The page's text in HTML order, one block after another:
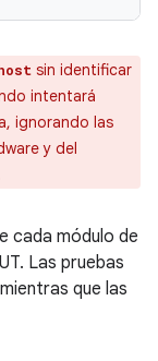
sin identificar
intentará
ignorando las
y del
cada módulo de
Las pruebas
que las